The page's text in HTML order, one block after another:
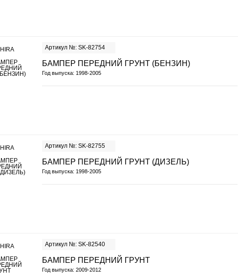
Артикул №: SK-82754
БАМПЕР ПЕРЕДНИЙ ГРУНТ (БЕНЗИН)
Год выпуска: 1998-2005
Артикул №: SK-82755
БАМПЕР ПЕРЕДНИЙ ГРУНТ (ДИЗЕЛЬ)
Год выпуска: 1998-2005
Артикул №: SK-82540
БАМПЕР ПЕРЕДНИЙ ГРУНТ
Год выпуска: 2009-2012